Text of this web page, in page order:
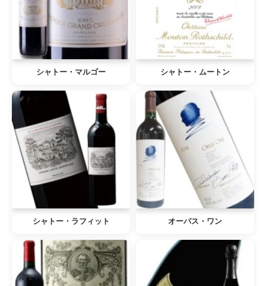
シャトー・マルゴー シャトー・ムートン
シャトー・ラフィット オーパス・ワン